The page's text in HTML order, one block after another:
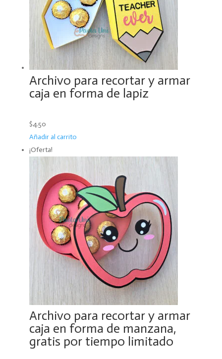
Archivo para recortar y armar
caja en forma de lapiz
$4.50
Añadir al carrito
¡Oferta!
Archivo para recortar y armar
caja en forma de manzana,
gratis por tiempo limitado